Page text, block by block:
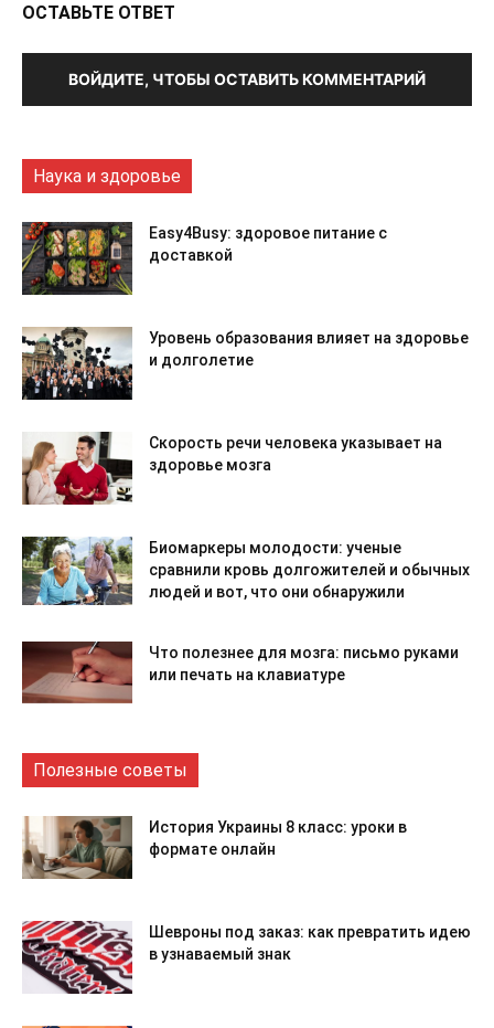
ОСТАВЬТЕ ОТВЕТ
ВОЙДИТЕ, ЧТОБЫ ОСТАВИТЬ КОММЕНТАРИЙ
Наука и здоровье
Easy4Busy: здоровое питание с
доставкой
Уровень образования влияет на здоровье
и долголетие
Скорость речи человека указывает на
здоровье мозга
Биомаркеры молодости: ученые
сравнили кровь долгожителей и обычных
людей и вот, что они обнаружили
Что полезнее для мозга: письмо руками
или печать на клавиатуре
Полезные советы
История Украины 8 класс: уроки в
формате онлайн
Шевроны под заказ: как превратить идею
в узнаваемый знак